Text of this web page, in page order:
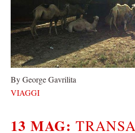
By George Gavrilita
VIAGGI
13 MAG: